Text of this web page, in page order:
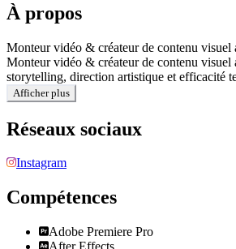
À propos
Monteur vidéo & créateur de contenu visuel
Monteur vidéo & créateur de contenu visuel
storytelling, direction artistique et efficacité
Afficher plus
Réseaux sociaux
Instagram
Compétences
Adobe Premiere Pro